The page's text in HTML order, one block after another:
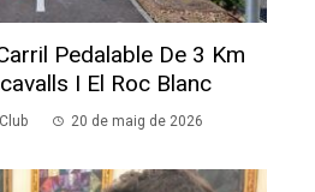
Pedalable De 3 Km
I El Roc Blanc
20 de maig de 2026